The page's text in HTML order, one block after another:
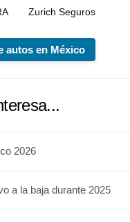
Zurich Seguros
autos en México
2026
a la baja durante 2025